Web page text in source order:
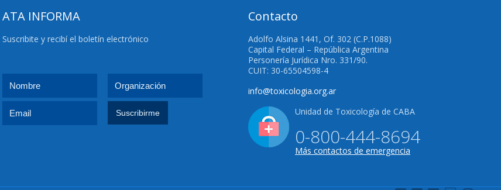
ATA INFORMA
Suscribite y recibí el boletín electrónico
Contacto
Adolfo Alsina 1441, Of. 302 (C.P.1088)
Capital Federal – República Argentina
Personería Jurídica Nro. 331/90.
CUIT: 30-65504598-4
info@toxicologia.org.ar
Unidad de Toxicología de CABA
0-800-444-8694
Más contactos de emergencia